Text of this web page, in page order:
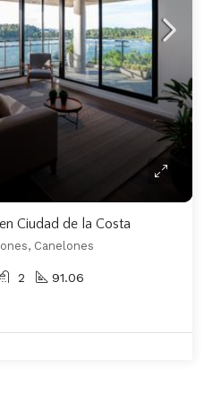
Ciudad de la Costa
Canelones
2 91.06